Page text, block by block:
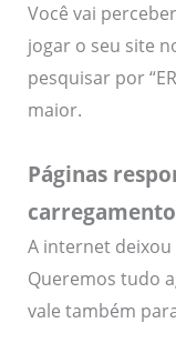
Você vai
jogar o seu site
pesquisar por
maior.
Páginas
carregamento
A internet deixou
Queremos tudo
vale também